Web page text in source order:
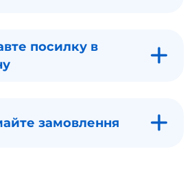
посилку в
замовлення